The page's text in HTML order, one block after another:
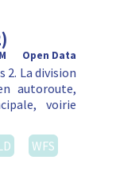
Open Data
2. La division
autoroute,
voirie
WFS